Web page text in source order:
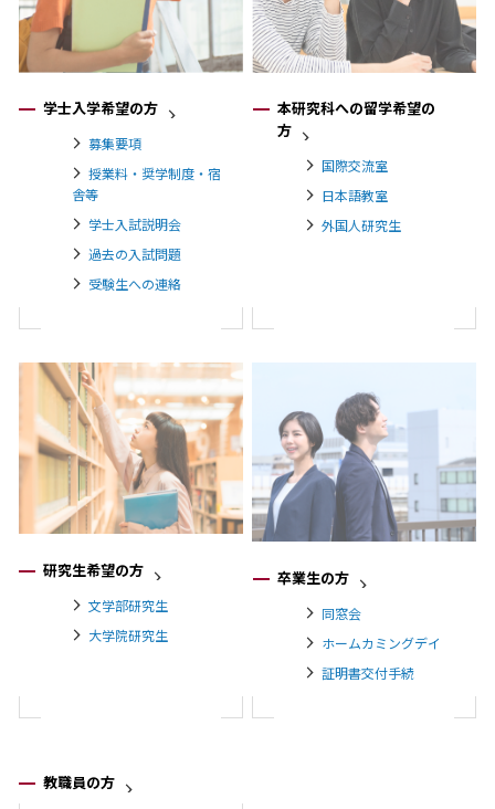
学士入学希望の方
募集要項
授業料・奨学制度・宿
舎等
学士入試説明会
過去の入試問題
受験生への連絡
本研究科への留学希望の
方
国際交流室
日本語教室
外国人研究生
研究生希望の方
文学部研究生
大学院研究生
卒業生の方
同窓会
ホームカミングデイ
証明書交付手続
教職員の方